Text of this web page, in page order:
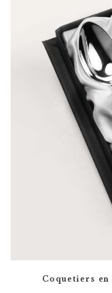
Coquetiers en